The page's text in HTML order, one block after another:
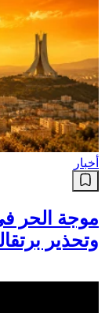
أخبار
وتحذير